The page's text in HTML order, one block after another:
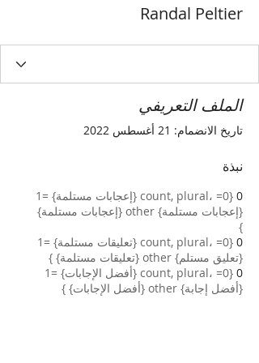
Randal Peltier
الملف التعريفي
تاريخ الانضمام: 21 أغسطس 2022
نبذة
0
{count, plural، =0 {إعجابات مستلمة} =1
{إعجابات مستلمة} other {إعجابات مستلمة}
}
0
{count, plural، =0 {تعليقات مستلمة} =1
{تعليق مستلم} other {تعليقات مستلمة} }
0
{count, plural، =0 {أفضل الإجابات} =1
{أفضل إجابة} other {أفضل الإجابات} }